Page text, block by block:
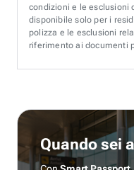
condizioni e le esclusioni
disponibile solo per i
polizza e le esclusioni
riferimento ai documenti
Quando sei